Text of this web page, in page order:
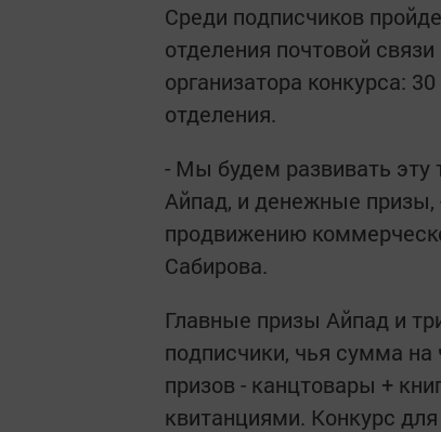
Среди подписчиков
отделения почтовой
организатора конкурса:
отделения.
- Мы будем развивать
Айпад, и денежные призы,
продвижению
Сабирова.
Главные призы Айпад и
подписчики, чья сумма
призов - канцтовары +
квитанциями. Конкурс